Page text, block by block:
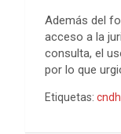
Además del
acceso a la
consulta, el
por lo que
Etiquetas: cndh